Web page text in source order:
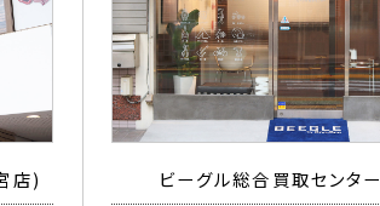
店) ビーグル総合買取センター